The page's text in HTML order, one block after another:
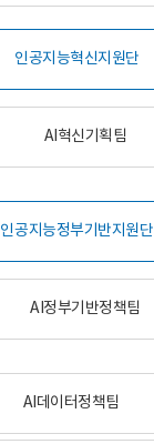
인공지능혁신지원단
AI혁신기획팀
인공지능정부기반지원단
AI정부기반정책팀
AI데이터정책팀